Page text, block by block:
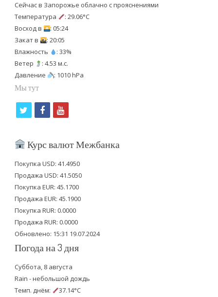
Сейчас в Запорожье облачно с прояснениями
Температура
: 29.06°C
Восход в
: 05:24
Закат в
: 20:05
Влажность
: 33%
Ветер
: 4.53 м.с.
Давление
: 1010 hPa
Мы тут
i
t
e
r
f
c
b
o
o
k
y
u
u
b
e
Курс валют Межбанка
Покупка USD: 41.4950
Продажа USD: 41.5050
Покупка EUR: 45.1700
Продажа EUR: 45.1900
Покупка RUR: 0.0000
Продажа RUR: 0.0000
Обновлено: 15:31 19.07.2024
Погода на 3 дня
Суббота, 8 августа
Rain - небольшой дождь
Темп. днём:
37.14°C